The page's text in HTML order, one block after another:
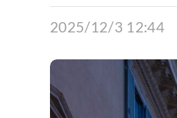
2025/12/3 12:44